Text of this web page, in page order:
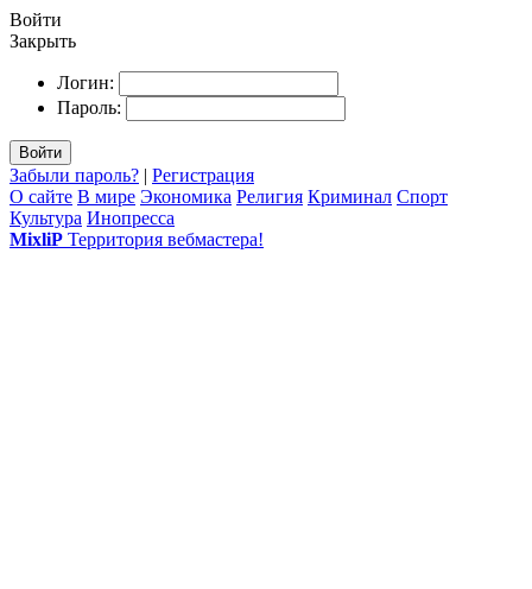
Войти
Закрыть
Логин:
Пароль:
Войти
Забыли пароль? | Регистрация
О сайте В мире Экономика Религия Криминал Спорт
Культура Инопресса
MixliP Территория вебмастера!